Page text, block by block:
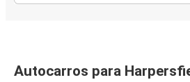
Autocarros para